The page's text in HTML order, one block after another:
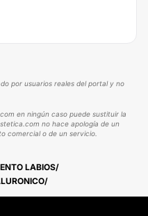
por usuarios reales del portal y no
en ningún caso puede sustituir la
no hace apología de un
comercial o de un servicio.
LABIOS